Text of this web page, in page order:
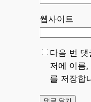
웹사이트
다음 번
저에 이름
를 저장합